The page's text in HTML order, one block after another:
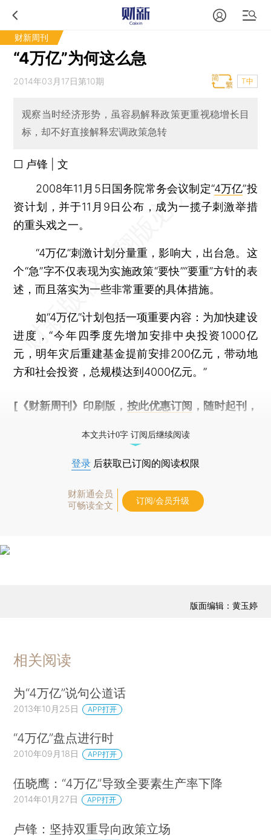
财新周刊
“4万亿”为何这么急
2014年03月17日第10期 T中
观察当时经济形势，虽容易解释政策更重视稳增长目
标，却不好直接解释宏调政策急转
□ 卢锋 | 文
2008年11月5日国务院常务会议制定“4万亿”投
资计划，并于11月9日公布，成为一揽子刺激举措
的重头戏之一。
“4万亿”刺激计划分量重，影响大，出台急。这
个“急”字不仅表现为实施政策“要快”“要重”方针的表
述，而且落实为一些非常重要的具体措施。
如“4万亿”计划包括一项重要内容：为加快建设
进度，“今年四季度先增加安排中央投资1000亿
元，明年灾后重建基金提前安排200亿元，带动地
方和社会投资，总规模达到4000亿元。”
[《财新周刊》印刷版， 按此优惠订阅 ，随时起刊，
本文共计0字 订阅后继续阅读
登录 后获取已订阅的阅读权限
财新通会员
可畅读全文
订阅/会员升级
版面编辑：黄玉婷
相关阅读
为“4万亿”说句公道话
2013年10月25日 APP打开
“4万亿”盘点进行时
2010年09月18日 APP打开
伍晓鹰：“4万亿”导致全要素生产率下降
2014年01月27日 APP打开
卢锋：坚持双重导向政策立场